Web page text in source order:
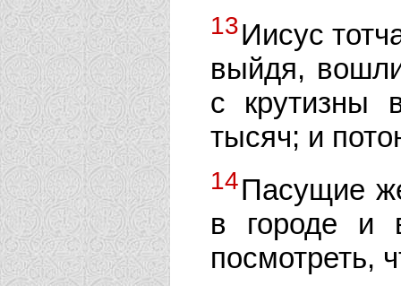
13Иисус
выйдя,
с крутизны
тысяч; и
14Пасущие
в городе
посмотреть,